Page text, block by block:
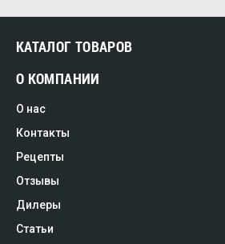
КАТАЛОГ ТОВАРОВ
О КОМПАНИИ
О нас
Контакты
Рецепты
Отзывы
Дилеры
Статьи